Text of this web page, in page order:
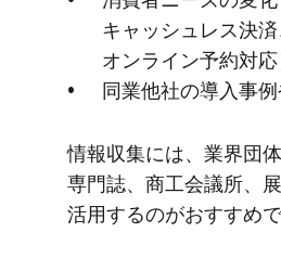
キャッシュレス決済
オンライン予約対応
同業他社の​導入事
情報収集には、​業界団
専門誌、​商工会議所、​
活用するのが​おすすめで